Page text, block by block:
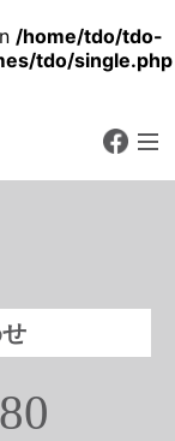
/home/tdo/tdo-
tdo/single.php